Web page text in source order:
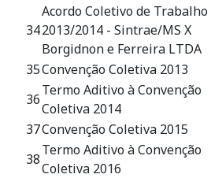
34
Acordo Coletivo de Trabalho
2013/2014 - Sintrae/MS X
Borgidnon e Ferreira LTDA
35Convenção Coletiva 2013
36
Termo Aditivo à Convenção
Coletiva 2014
37Convenção Coletiva 2015
38
Termo Aditivo à Convenção
Coletiva 2016